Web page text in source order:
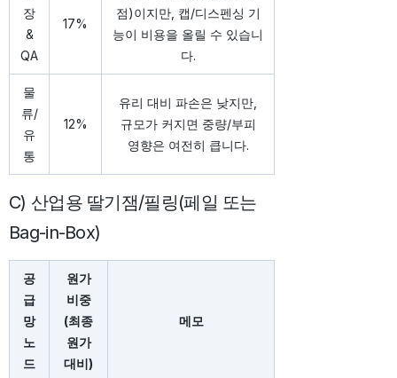
장
&
QA
17%
점)이지만, 캡/디스펜싱 기
능이 비용을 올릴 수 있습니
다.
물
류/
유
통
12%
유리 대비 파손은 낮지만,
규모가 커지면 중량/부피
영향은 여전히 큽니다.
C) 산업용 딸기잼/필링(페일 또는
Bag-in-Box)
공
급
망
노
드
원가
비중
(최종
원가
대비)
메모